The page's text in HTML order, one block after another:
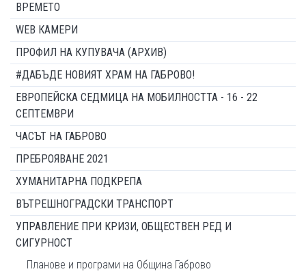
ВРЕМЕТО
WEB КАМЕРИ
ПРОФИЛ НА КУПУВАЧА (АРХИВ)
#ДАБЪДЕ НОВИЯТ ХРАМ НА ГАБРОВО!
ЕВРОПЕЙСКА СЕДМИЦА НА МОБИЛНОСТТА - 16 - 22
СЕПТЕМВРИ
ЧАСЪТ НА ГАБРОВО
ПРЕБРОЯВАНЕ 2021
ХУМАНИТАРНА ПОДКРЕПА
ВЪТРЕШНОГРАДСКИ ТРАНСПОРТ
УПРАВЛЕНИЕ ПРИ КРИЗИ, ОБЩЕСТВЕН РЕД И
СИГУРНОСТ
Планове и програми на Община Габрово